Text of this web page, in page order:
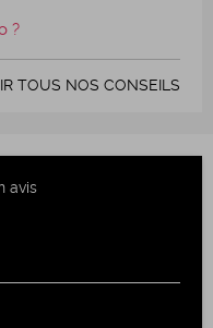
?
TOUS NOS CONSEILS
avis